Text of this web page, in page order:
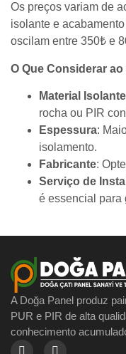
Os preços variam de
isolante e
oscilam entre 350₺ e
O Que Considerar
Material Isolante
rocha ou PIR
Espessura:
isolamento.
Fabricante:
Serviço de
é essencial para
A Doğa Panel produz
PUR e PIR de alta
conhecimento